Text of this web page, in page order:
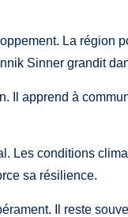
La région
Sinner grandit
Il apprend à
Les conditions
sa résilience.
Il reste